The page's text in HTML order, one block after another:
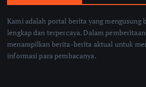
Kami adalah portal berita yang mengusung
lengkap dan terpercaya. Dalam
menampilkan berita-berita aktual untuk
informasi para pembacanya.